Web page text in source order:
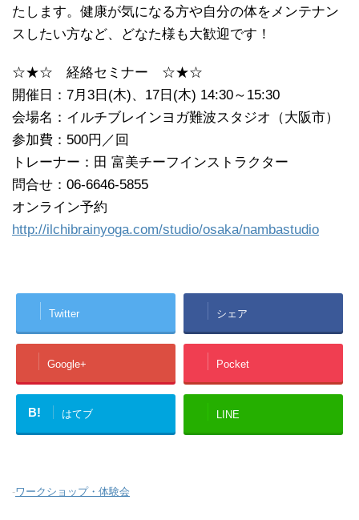
たします。健康が気になる方や自分の体をメンテナン
スしたい方など、どなた様も大歓迎です！
☆★☆ 経絡セミナー ☆★☆
開催日：7月3日(木)、17日(木) 14:30～15:30
会場名：イルチブレインヨガ難波スタジオ（大阪市）
参加費：500円／回
トレーナー：田 富美チーフインストラクター
問合せ：06-6646-5855
オンライン予約
http://ilchibrainyoga.com/studio/osaka/nambastudio
Twitter シェア
Google+ Pocket
B! はてブ LINE
-ワークショップ・体験会